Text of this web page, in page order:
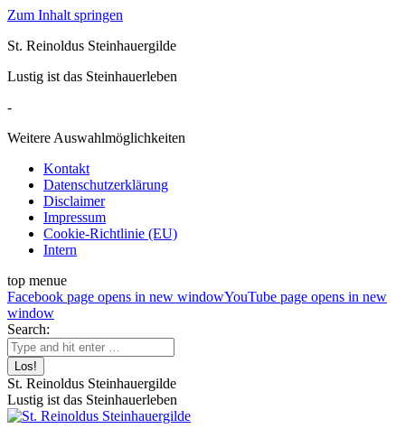
Zum Inhalt springen
St. Reinoldus Steinhauergilde
Lustig ist das Steinhauerleben
-
Weitere Auswahlmöglichkeiten
Kontakt
Datenschutzerklärung
Disclaimer
Impressum
Cookie-Richtlinie (EU)
Intern
top menue
Facebook page opens in new windowYouTube page opens in new
window
Search:
St. Reinoldus Steinhauergilde
Lustig ist das Steinhauerleben